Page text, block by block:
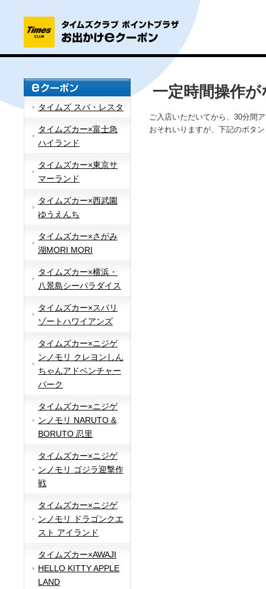
タイムズ スパ・レスタ
タイムズカー×富士急
ハイランド
タイムズカー×東京サ
マーランド
タイムズカー×西武園
ゆうえんち
タイムズカー×さがみ
湖MORI MORI
タイムズカー×横浜・
八景島シーパラダイス
タイムズカー×スパリ
ゾートハワイアンズ
タイムズカー×ニジゲ
ンノモリ クレヨンしん
ちゃんアドベンチャー
パーク
タイムズカー×ニジゲ
ンノモリ NARUTO &
BORUTO 忍里
タイムズカー×ニジゲ
ンノモリ ゴジラ迎撃作
戦
タイムズカー×ニジゲ
ンノモリ ドラゴンクエ
スト アイランド
タイムズカー×AWAJI
HELLO KITTY APPLE
LAND
一定時間操作
ご入店いただいてから、30分間
おそれいりますが、下記のボタ